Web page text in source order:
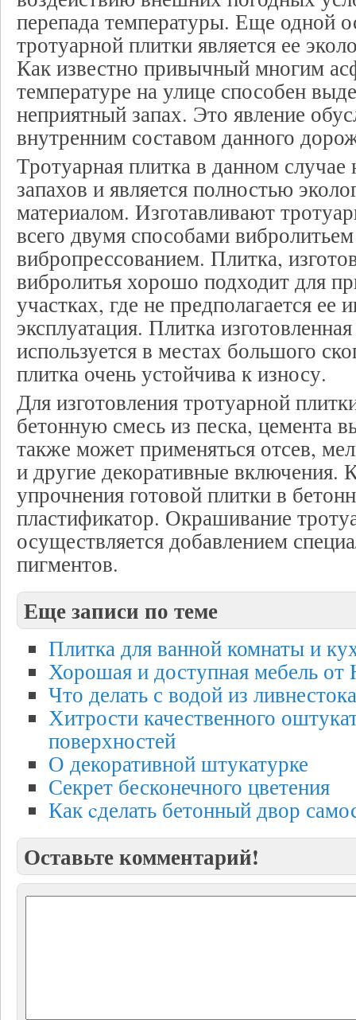
перепада температуры. Еще одной
тротуарной плитки является ее
Как известно привычный многим
температуре на улице способен
неприятный запах. Это явление
внутренним составом данного
Тротуарная плитка в данном случае
запахов и является полностью
материалом. Изготавливают
всего двумя способами
вибропрессованием. Плитка,
вибролитья хорошо подходит для
участках, где не предполагается ее
эксплуатация. Плитка
используется в местах большого
плитка очень устойчива к износу.
Для изготовления тротуарной
бетонную смесь из песка, цемента
также может применяться отсев,
и другие декоративные включения.
упрочнения готовой плитки в
пластификатор. Окрашивание
осуществляется добавлением
пигментов.
Еще записи по теме
Плитка для ванной комнаты и
Хорошая и доступная мебель от
Что делать с водой из
Хитрости качественного
поверхностей
О декоративной штукатурке
Секрет бесконечного цветения
Как cделать бетонный двор
Оставьте комментарий!